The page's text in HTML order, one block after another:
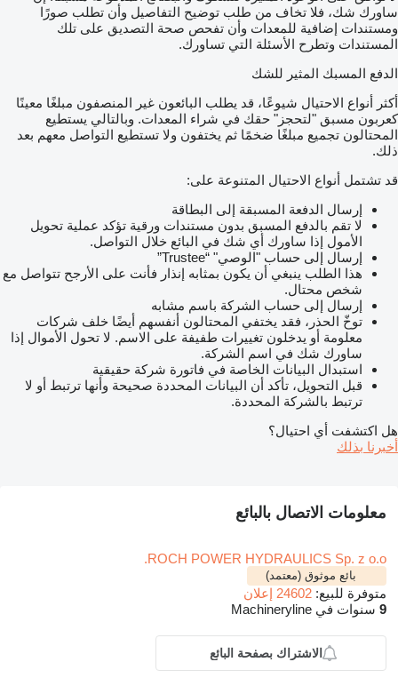
ساورك شك، فلا تخاف من طلب توضيح التفاصيل وأن تطلب صورًا
ومستندات إضافية للمعدات وأن تفحص صحة التصديق على تلك
المستندات وتطرح الأسئلة التي تساورك.
الدفع المسبك المثير للشك
أكثر أنواع الاحتيال شيوعًا، قد يطلب البائعون غير المنصفون مبلغًا معينًا
كعربون مسبق "لتحجز" حقك في شراء المعدات. وبالتالي يستطيع
المحتالون تجميع مبلغًا ضخمًا ثم يختفون ولا تستطيع التواصل معهم بعد
ذلك.
قد تشتمل أنواع الاحتيال المتنوعة على:
إرسال الدفعة المسبقة إلى البطاقة
لا تقم بالدفع المسبق بدون مستندات ورقية تؤكد عملية تحويل
الأمول إذا ساورك أي شك في البائع خلال التواصل.
إرسال إلى حساب "الوصي" “Trustee”
هذا الطلب ينبغي أن يكون بمثابه إنذار فأنت على الأرجح تتواصل مع
شخص محتال.
إرسال إلى حساب الشركة باسم مشابه
توخّ الحذر، فقد يختفي المحتالون أنفسهم أيضًا خلف شركات
معلومة أو يدخلون تغييرات طفيفة على الاسم. لا تحول الأموال إذا
ساورك شك في اسم الشركة.
استبدال البيانات الخاصة في فاتورة شركة حقيقية
قبل التحويل، تأكد أن البيانات المحددة صحيحة وأنها ترتبط أو لا
ترتبط بالشركة المحددة.
هل اكتشفت أي احتيال؟
أخبرنا بذلك
معلومات الاتصال بالبائع
ROCH POWER HYDRAULICS Sp. z o.o.
بائع موثوق (معتمد)
متوفرة للبيع: 24602 إعلان
9 سنوات في Machineryline
الاشتراك بصفحة البائع